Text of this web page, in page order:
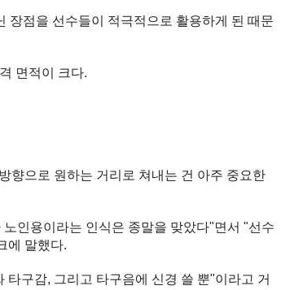
점을 선수들이 적극적으로 활용하게 된 때문
면적이 크다.
향으로 원하는 거리로 쳐내는 건 아주 중요한
인용이라는 인식은 종말을 맞았다"면서 "선수
에 말했다.
구감, 그리고 타구음에 신경 쓸 뿐"이라고 거